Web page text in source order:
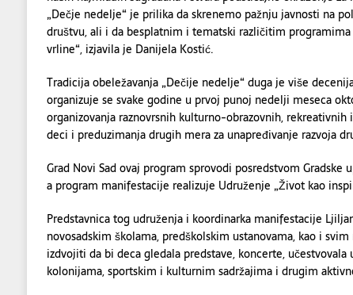
„Dečje nedelje“ je prilika da skrenemo pažnju javnosti na
društvu, ali i da besplatnim i tematski različitim
vrline“, izjavila je Danijela Kostić.
Tradicija obeležavanja „Dečije nedelje“ duga je više
organizuje se svake godine u prvoj punoj nedelji meseca
organizovanja raznovrsnih kulturno-obrazovnih,
deci i preduzimanja drugih mera za unapređivanje razvoja
Grad Novi Sad ovaj program sprovodi posredstvom Gradske
a program manifestacije realizuje Udruženje „Život kao
Predstavnica tog udruženja i koordinarka manifestacije
novosadskim školama, predškolskim ustanovama, kao i
izdvojiti da bi deca gledala predstave, koncerte,
kolonijama, sportskim i kulturnim sadržajima i drugim